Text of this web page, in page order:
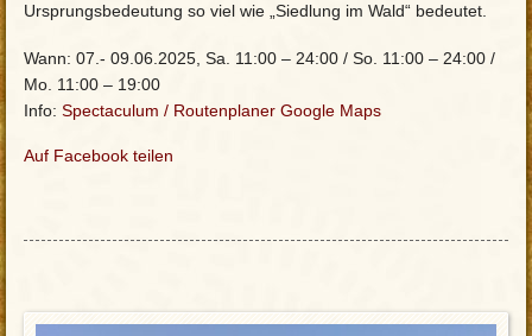
Ursprungsbedeutung so viel wie „Siedlung im Wald“ bedeutet.
Wann: 07.- 09.06.2025, Sa. 11:00 – 24:00 / So. 11:00 – 24:00 /
Mo. 11:00 – 19:00
Info: Spectaculum / Routenplaner Google Maps
Auf Facebook teilen